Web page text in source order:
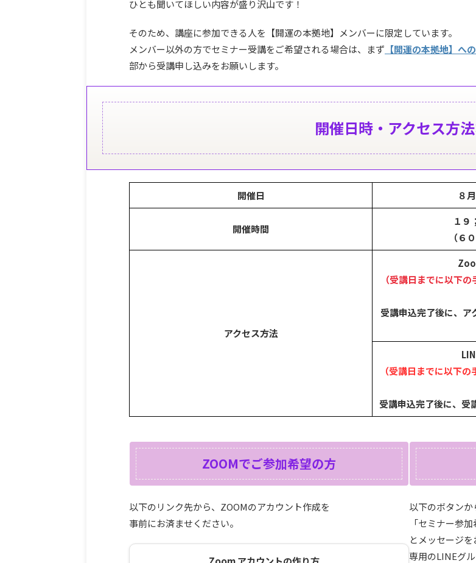
ひとも聞いてほしい内容が盛り沢山です！
そのため、講座に参加できる人を【開運の本拠地】メンバーに限定しています。
メンバー以外の方でセミナー受講をご希望される場合は、まず 【開運の本拠地】へ
部から受講申し込みをお願いします。
開催日時・アクセス方
開催日 ８
開催時間
１９
（６
アクセス方法
（受講日までに以下
受講申込完了後に、ア
（受講日までに以下
受講申込完了後に、受
ZOOMでご参加希望の方
以下のリンク先から、ZOOMのアカウント作成を
事前にお済ませください。
以下のボタンか
「セミナー参加
とメッセージを
専用のLINEグ